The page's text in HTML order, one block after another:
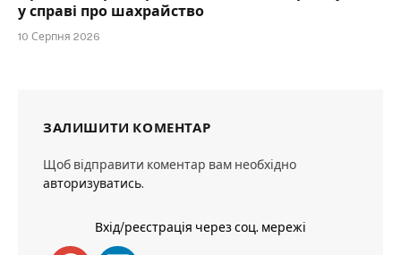
у справі про шахрайство
10 Серпня 2026
ЗАЛИШИТИ КОМЕНТАР
Щоб відправити коментар вам необхідно
авторизуватись.
Вхід/реєстрація через соц. мережі